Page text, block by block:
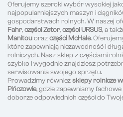
Oferujemy szeroki wybór wysokiej
najpopularniejszych maszyn i
gospodarstwach rolnych. W naszej
Fahr,części Zetor,części URSUS, a
Manitouorazczęści McHale.
które zapewniają niezawodność i
rolniczych. Nasz sklep z częściami
szybko i wygodnie znajdziesz
serwisowania swojego sprzętu.
Prowadzimy równieżsklepy rolnicze
Pińczowie, gdzie zapewniamy
doborze odpowiednich części do